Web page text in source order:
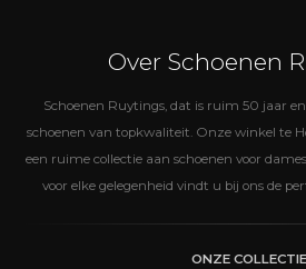
Over Schoenen
Schoenen Ruytings, dat is ruim 50 jaar
schoenen van topkwaliteit. Onze winkel te
een ruime collectie aan schoenen voor
voor elke gelegenheid vindt u bij ons de
ONZE COLLECTIE